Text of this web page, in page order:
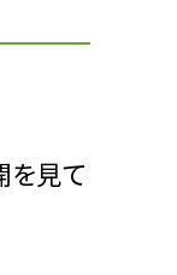
を見て